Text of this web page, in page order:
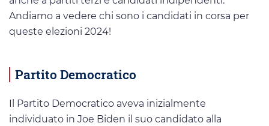
Andiamo a vedere chi sono i candidati in corsa per
queste elezioni 2024!
Partito Democratico
Il Partito Democratico aveva inizialmente
individuato in Joe Biden il suo candidato alla